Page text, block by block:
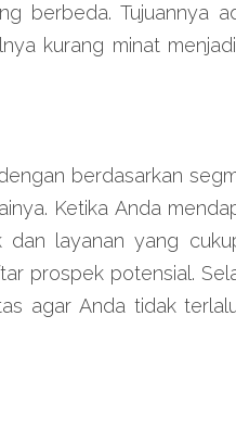
berbeda. Tujuannya
kurang minat
berdasarkan
Ketika Anda
dan layanan yang
prospek potensial.
agar Anda tidak